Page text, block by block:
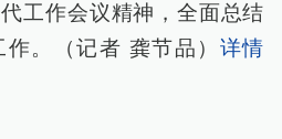
工作会议精神，全面总结
。（记者 龚节品） 详情